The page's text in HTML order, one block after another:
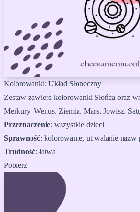
Kolorowanki: Układ Słoneczny
Zestaw zawiera kolorowanki Słońca oraz
Merkury, Wenus, Ziemia, Mars, Jowisz,
Przeznaczenie: wszystkie dzieci
Sprawność: kolorowanie, utrwalanie nazw
Trudność: łatwa
Pobierz